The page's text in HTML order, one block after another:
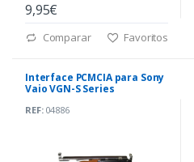
9,95€
Comparar Favoritos
Interface PCMCIA para Sony
Vaio VGN-S Series
REF:04886